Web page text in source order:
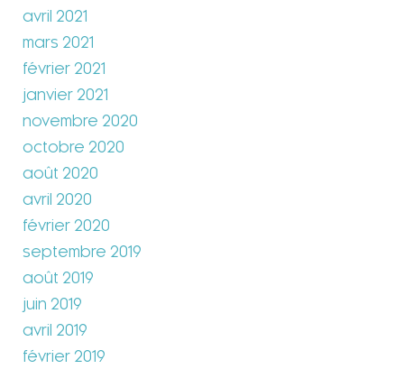
avril 2021
mars 2021
février 2021
janvier 2021
novembre 2020
octobre 2020
août 2020
avril 2020
février 2020
septembre 2019
août 2019
juin 2019
avril 2019
février 2019